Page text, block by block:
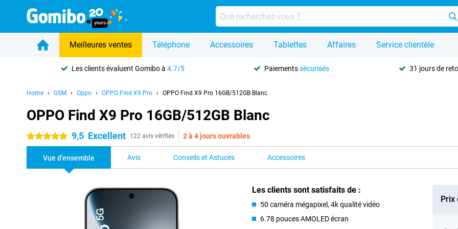
Meilleures ventes Téléphone Accessoires Tablettes Affaires Service clientèle
Les clients évaluent Gomibo à4.7/5 Paiementssécurisés 31 jours de
Home GSM Oppo OPPO Find X9 Pro OPPO Find X9 Pro 16GB/512GB Blanc
OPPO Find X9 Pro 16GB/512GB Blanc
5 étoiles 9,5 Excellent 122 avis vérifiés 2 à 4 jours ouvrables
Vue d'ensemble Avis Conseils et Astuces Accessoires
Les clients sont satisfaits de :
50 caméra mégapixel, 4k qualité vidéo
6.78 pouces AMOLED écran
Prix